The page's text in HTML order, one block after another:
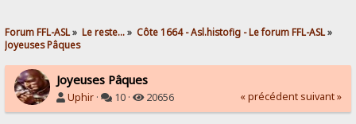
Forum FFL-ASL» Le reste...» Côte 1664 - Asl.histofig - Le forum FFL-ASL»
Joyeuses Pâques
Joyeuses Pâques
Uphir · 10 · 20656 « précédent suivant »